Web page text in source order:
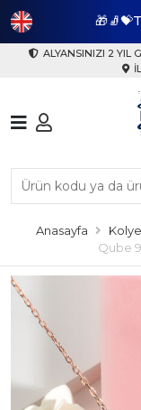
ALYANSINIZI 2 YIL
Anasayfa
Qube